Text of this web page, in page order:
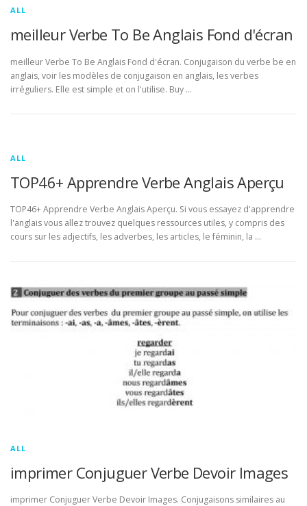
ALL
meilleur Verbe To Be Anglais Fond d'écran
meilleur Verbe To Be Anglais Fond d'écran. Conjugaison du verbe be en
anglais, voir les modèles de conjugaison en anglais, les verbes
irréguliers. Elle est simple et on l'utilise. Buy …
ALL
TOP46+ Apprendre Verbe Anglais Aperçu
TOP46+ Apprendre Verbe Anglais Aperçu. Si vous essayez d'apprendre
l'anglais vous allez trouvez quelques ressources utiles, y compris des
cours sur les adjectifs, les adverbes, les articles, le féminin, la …
ALL
imprimer Conjuguer Verbe Devoir Images
imprimer Conjuguer Verbe Devoir Images. Conjugaisons similaires au